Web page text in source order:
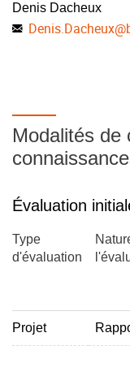
Denis Dacheux
Denis.Dacheux@
Modalités de
Évaluation
Type
d'évaluation
Projet